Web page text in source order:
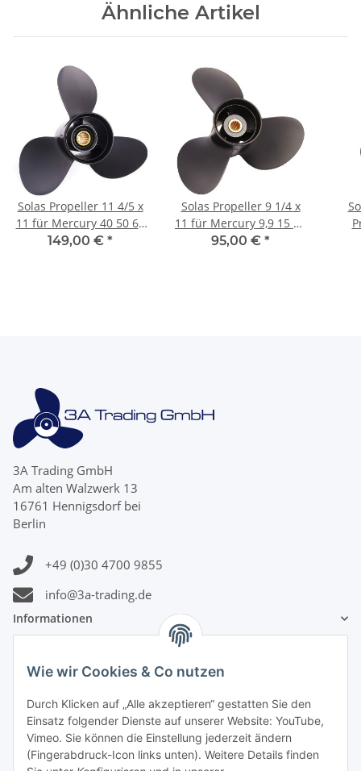
Wie wir Cookies & Co nutzen
Durch Klicken auf „Alle akzeptieren“ gestatten Sie den
Einsatz folgender Dienste auf unserer Website: YouTube,
Vimeo. Sie können die Einstellung jederzeit ändern
(Fingerabdruck-Icon links unten). Weitere Details finden
Ähnliche Artikel
Solas Propeller 11 4/5 x
11 für Mercury 40 50 60
PS 3 Blatt 13 Zähne
149,00 € *
Solas Propeller 9 1/4 x
11 für Mercury 9,9 15 20
PS 3 Blatt 14 Zähne
95,00 € *
3A Trading GmbH
Am alten Walzwerk 13
16761 Hennigsdorf bei
Berlin
+49 (0)30 4700 9855
info@3a-trading.de
Informationen
Gesetzliche Informationen
Zahlungsinformationen